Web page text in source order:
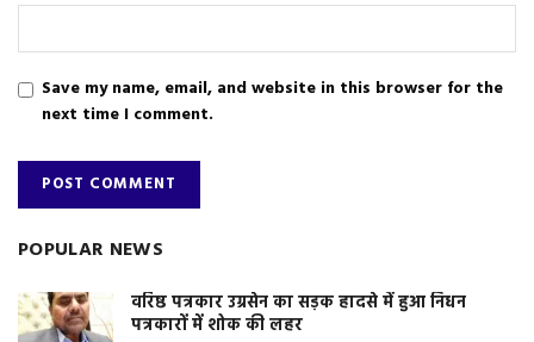
Save my name, email, and website in this browser for the
next time I comment.
POPULAR NEWS
वरिष्ठ पत्रकार उग्रसेन का सड़क हादसे में हुआ निधन
पत्रकारों में शोक की लहर